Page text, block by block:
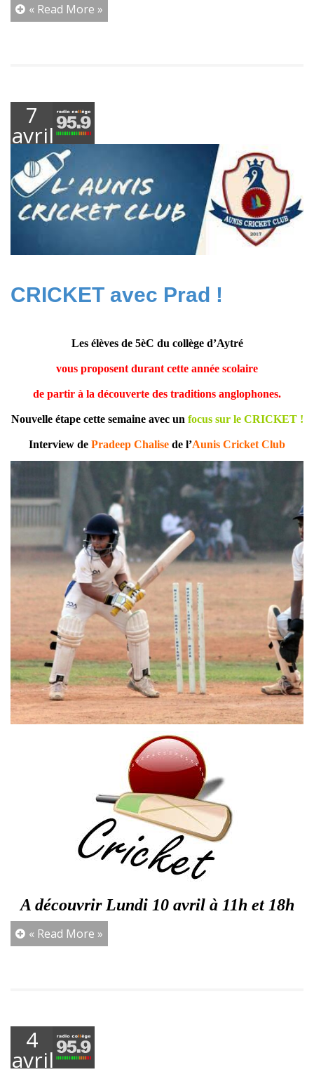
« Read More »
7
avril
2023
CRICKET avec Prad !
Les élèves de 5èC du collège d’Aytré
vous proposent durant cette année scolaire
de partir à la découverte des traditions anglophones.
Nouvelle étape cette semaine avec un focus sur le CRICKET !
Interview de Pradeep Chalise de l’Aunis Cricket Club
A découvrir Lundi 10 avril à 11h et 18h
« Read More »
4
avril